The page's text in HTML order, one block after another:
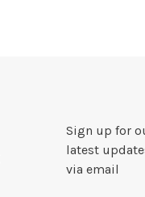
Sign up for
latest
via email